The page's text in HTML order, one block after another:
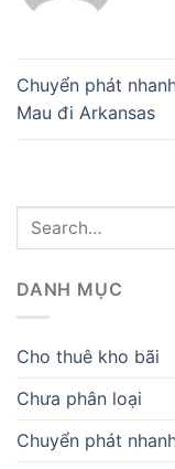
Chuyển phát
Mau đi Arkansas
DANH MỤC
Cho thuê kho bãi
Chưa phân loại
Chuyển phát